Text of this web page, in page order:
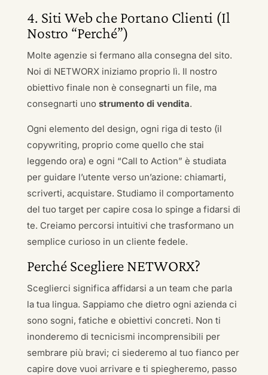
4. Siti Web che Portano Clienti (Il
Nostro “Perché”)
Molte agenzie si fermano alla consegna del sito.
Noi di NETWORX iniziamo proprio lì. Il nostro
obiettivo finale non è consegnarti un file, ma
consegnarti uno strumento di vendita.
Ogni elemento del design, ogni riga di testo (il
copywriting, proprio come quello che stai
leggendo ora) e ogni “Call to Action” è studiata
per guidare l’utente verso un’azione: chiamarti,
scriverti, acquistare. Studiamo il comportamento
del tuo target per capire cosa lo spinge a fidarsi di
te. Creiamo percorsi intuitivi che trasformano un
semplice curioso in un cliente fedele.
Perché Scegliere NETWORX?
Sceglierci significa affidarsi a un team che parla
la tua lingua. Sappiamo che dietro ogni azienda ci
sono sogni, fatiche e obiettivi concreti. Non ti
inonderemo di tecnicismi incomprensibili per
sembrare più bravi; ci siederemo al tuo fianco per
capire dove vuoi arrivare e ti spiegheremo, passo